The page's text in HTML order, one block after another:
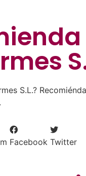
S.L.?
Facebook Twitter